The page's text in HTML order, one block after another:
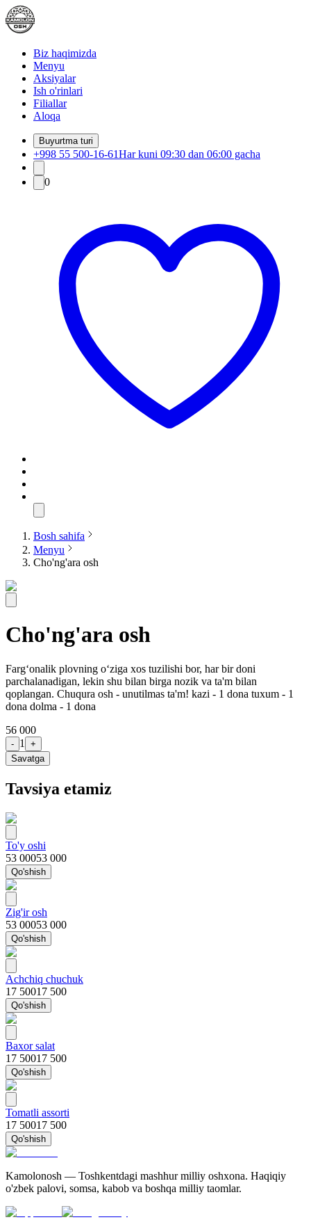
Biz haqimizda
Menyu
Aksiyalar
Ish o'rinlari
Filiallar
Aloqa
Buyurtma turi
+998 55 500-16-61Har kuni 09:30 dan 06:00 gacha
0
Bosh sahifa
Menyu
Cho'ng'ara osh
Cho'ng'ara osh
Farg‘onalik plovning o‘ziga xos tuzilishi bor, har bir doni
parchalanadigan, lekin shu bilan birga nozik va ta'm bilan
qoplangan. Chuqura osh - unutilmas ta'm! kazi - 1 dona tuxum - 1
dona dolma - 1 dona
56 000
- 1
+
Savatga
Tavsiya etamiz
To'y oshi
53 00053 000
Qo'shish
Zig'ir osh
53 00053 000
Qo'shish
Achchiq chuchuk
17 50017 500
Qo'shish
Baxor salat
17 50017 500
Qo'shish
Tomatli assorti
17 50017 500
Qo'shish
Kamolonosh — Toshkentdagi mashhur milliy oshxona. Haqiqiy
o'zbek palovi, somsa, kabob va boshqa milliy taomlar.